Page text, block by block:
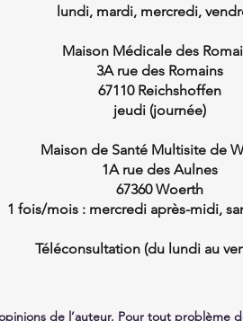
lundi, mardi, mercredi,
Maison Médicale des
3A rue des Romains
67110 Reichshoffen
jeudi (journée)
Maison de Santé Multisite de
1A rue des Aulnes
67360 Woerth
1 fois/mois : mercredi après-midi,
Téléconsultation (du lundi au
de l’auteur. Pour tout